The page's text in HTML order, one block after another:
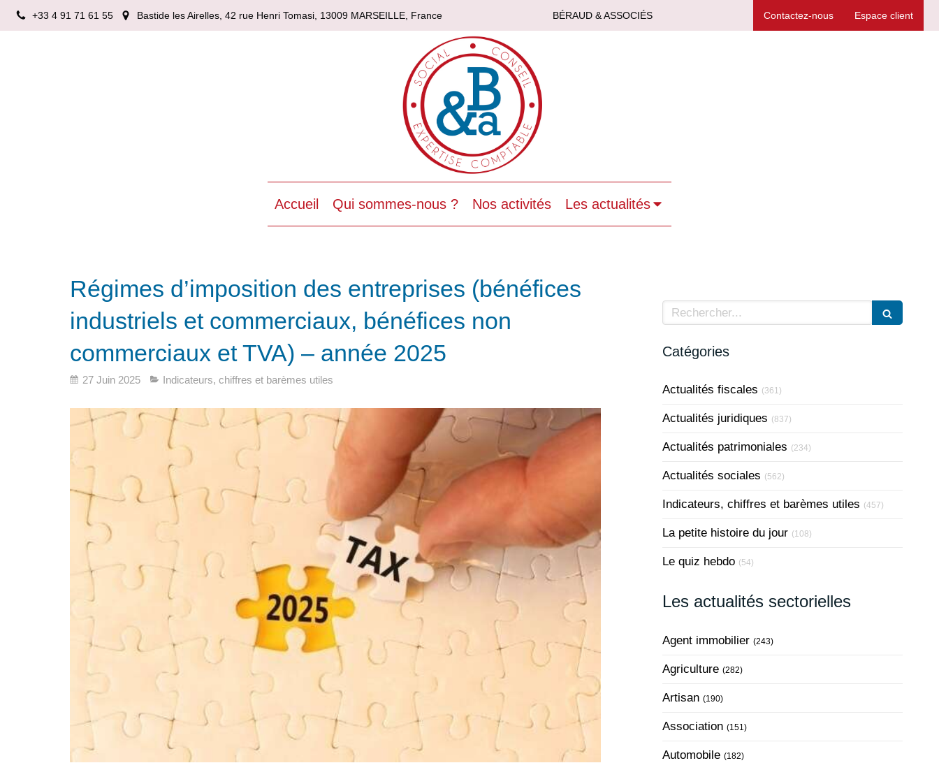
+33 4 91 71 61 55 Bastide les Airelles, 42 rue Henri Tomasi, 13009 MARSEILLE, France BÉRAUD & ASSOCIÉS Espace client
Contactez-nous
Accueil Qui sommes-nous ? Nos activités Les actualités
Régimes d’imposition des entreprises (bénéfices
industriels et commerciaux, bénéfices non
commerciaux et TVA) – année 2025
27 Juin 2025 Indicateurs, chiffres et barèmes utiles
Rechercher
Catégories
Actualités fiscales (361)
Actualités juridiques (837)
Actualités patrimoniales (234)
Actualités sociales (562)
Indicateurs, chiffres et barèmes utiles (457)
La petite histoire du jour (108)
Le quiz hebdo (54)
Les actualités sectorielles
Agent immobilier (243)
Agriculture (282)
Artisan (190)
Association (151)
Automobile (182)